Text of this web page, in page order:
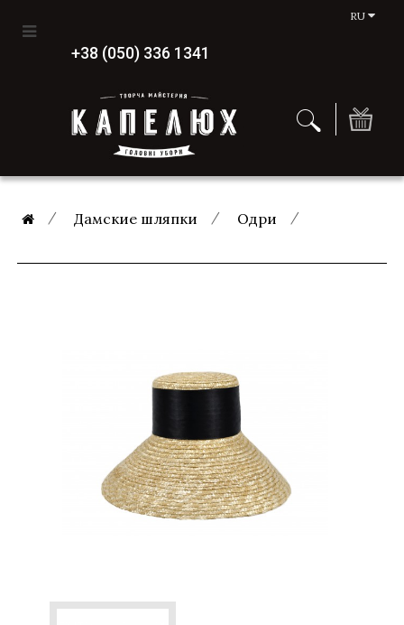
RU
+38 (050) 336 1341
Дамские шляпки Одри